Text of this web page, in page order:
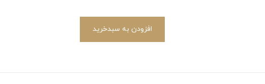
افزودن به سبدخرید